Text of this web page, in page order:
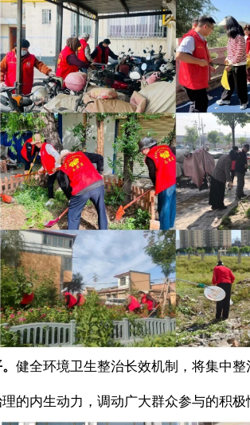
健全环境卫生整治长效机制，将集中
的内生动力，调动广大群众参与的积极